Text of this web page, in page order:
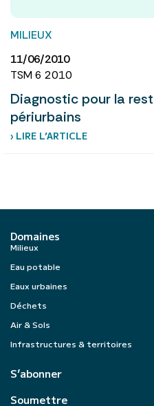
MILIEUX
11/06/2010
TSM 6 2010
Diagnostic pour la
périurbains
› LIRE L’ARTICLE
Domaines
Milieux
Eau potable
Eaux urbaines
Déchets
Air & Sols
Infrastructures & territoires
S’abonner
Soumettre